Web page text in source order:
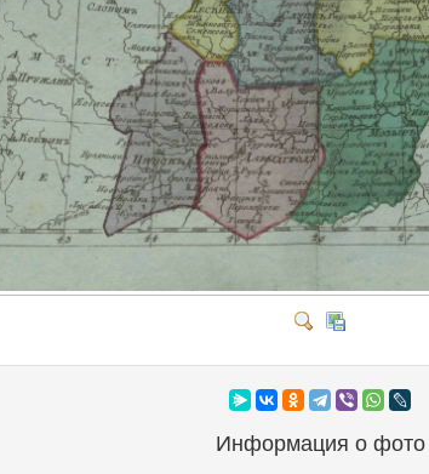
Информация о фото